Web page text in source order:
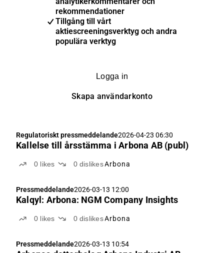
rekommendationer
Tillgång till vårt
aktiescreeningsverktyg och andra
populära verktyg
Logga in
Skapa användarkonto
Regulatoriskt pressmeddelande2026-04-23 06:30
Kallelse till årsstämma i Arbona AB (publ)
0 likes 0 dislikesArbona
Pressmeddelande2026-03-13 12:00
Kalqyl: Arbona: NGM Company Insights
0 likes 0 dislikesArbona
Pressmeddelande2026-03-13 10:54